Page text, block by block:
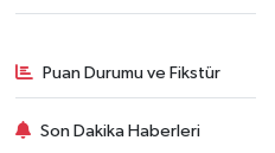
Puan Durumu ve Fikstür
Son Dakika Haberleri